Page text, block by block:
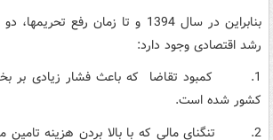
بنابراین در سال 1394 و تا زمان رفع
رشد اقتصادی وجود دارد:
1. کمبود تقاضا که باعث فشار زیادی بر
کشور شده است.
2. تنگنای مالی که با بالا بردن هزینه تامین